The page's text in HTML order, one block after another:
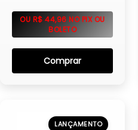
OU R$ 44,96 NO PIX OU
BOLETO
Comprar
LANÇAMENTO